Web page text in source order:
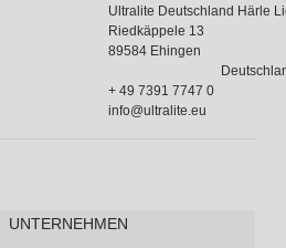
Ultralite Deutschland Härle
Riedkäppele 13
89584 Ehingen
+ 49 7391 7747 0
info@ultralite.eu
UNTERNEHMEN